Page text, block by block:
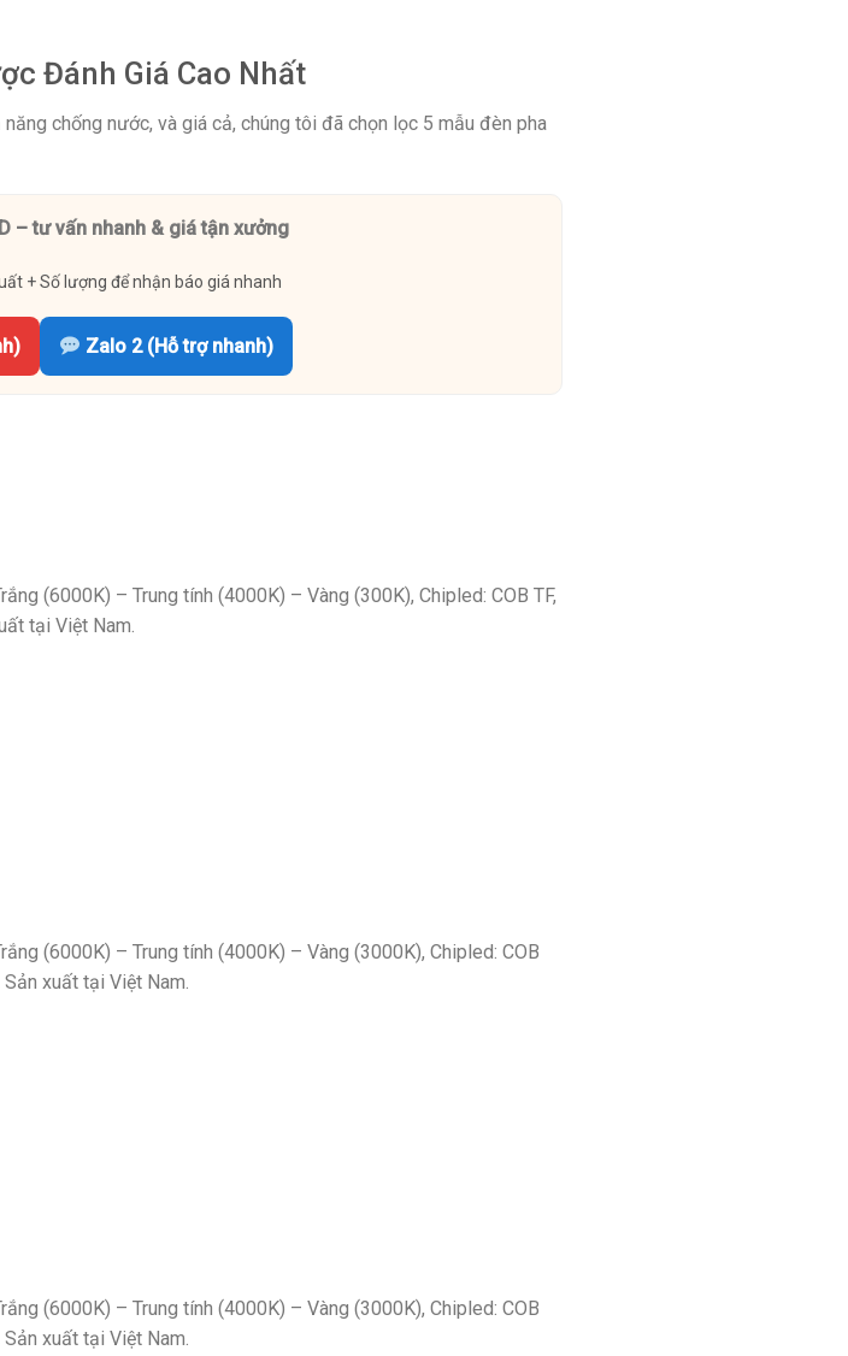
Đánh Giá Cao Nhất
chống nước, và giá cả, chúng tôi đã chọn lọc 5 mẫu đèn pha
– tư vấn nhanh & giá tận xưởng
+ Số lượng để nhận báo giá nhanh
Zalo 2 (Hỗ trợ nhanh)
(6000K) – Trung tính (4000K) – Vàng (300K), Chipled: COB TF,
tại Việt Nam.
(6000K) – Trung tính (4000K) – Vàng (3000K), Chipled: COB
xuất tại Việt Nam.
(6000K) – Trung tính (4000K) – Vàng (3000K), Chipled: COB
xuất tại Việt Nam.